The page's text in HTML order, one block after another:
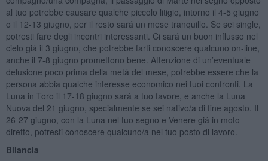
al tuo potrebbe causare qualche piccolo litigio, intorno il 4-5 giugno
o il 12-13 giugno, per il resto sará un mese tranquillo. Se sei single,
potresti fare degli incontri interessanti. Ci sará un buon influsso nel
cielo giá il 3 giugno, che potrebbe farti conoscere qualcuno on-line,
anche il 7-8 giugno promettono bene. Attenzione di un’eventuale
delusione poco prima della metá del mese, potrebbe essere che la
persona abbia qualche interesse economico nei tuoi confronti. La
Luna in Toro il 17-18 giugno sará a tuo favore, e anche la Luna
Nuova del 21 giugno, specialmente se sei nativo/a di fine agosto. Il
26-27 giugno, con la Luna nel tuo segno e Venere giá in moto
diretto, potresti conoscere qualcuno/a nel tuo posto di lavoro.
Bilancia